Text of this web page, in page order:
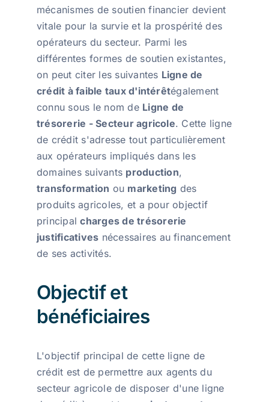
mécanismes de soutien financier devient
vitale pour la survie et la prospérité des
opérateurs du secteur. Parmi les
différentes formes de soutien existantes,
on peut citer les suivantes Ligne de
crédit à faible taux d'intérêtégalement
connu sous le nom de Ligne de
trésorerie - Secteur agricole. Cette ligne
de crédit s'adresse tout particulièrement
aux opérateurs impliqués dans les
domaines suivants production,
transformation ou marketing des
produits agricoles, et a pour objectif
principalcharges de trésorerie
justificatives nécessaires au financement
de ses activités.
Objectif et
bénéficiaires
L'objectif principal de cette ligne de
crédit est de permettre aux agents du
secteur agricole de disposer d'une ligne